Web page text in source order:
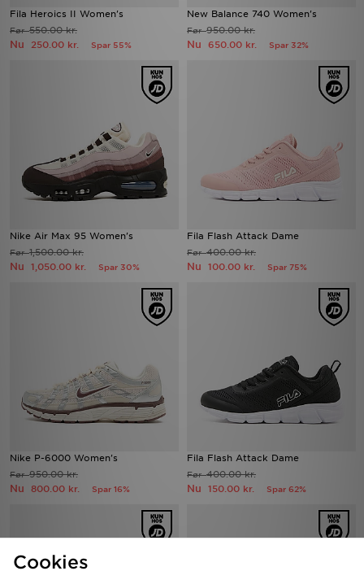
Fila Heroics II Women's
Før550.00 kr.
Nu 250.00 kr. Spar 55%
New Balance 740 Women's
Før950.00 kr.
Nu 650.00 kr. Spar 32%
Nike Air Max 95 Women's
Før1,500.00 kr.
Nu 1,050.00 kr. Spar 30%
Fila Flash Attack Dame
Før400.00 kr.
Nu 100.00 kr. Spar 75%
Nike P-6000 Women's
Før950.00 kr.
Nu 800.00 kr. Spar 16%
Fila Flash Attack Dame
Før400.00 kr.
Nu 150.00 kr. Spar 62%
Cookies